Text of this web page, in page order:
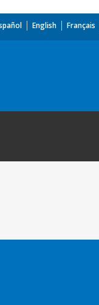
English Français